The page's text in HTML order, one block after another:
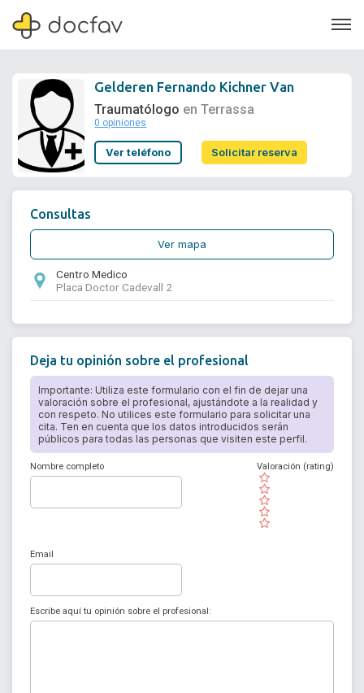
Soporte
Gelderen Fernando Kichner Van
Traumatólogo en Terrassa
0 opiniones
Ver teléfono Solicitar reserva
Consultas
Ver mapa
Centro Medico
Placa Doctor Cadevall 2
Deja tu opinión sobre el profesional
Importante: Utiliza este formulario con el fin de dejar una
valoración sobre el profesional, ajustándote a la realidad y
con respeto. No utilices este formulario para solicitar una
cita. Ten en cuenta que los datos introducidos serán
públicos para todas las personas que visiten este perfil.
Nombre completo
( )
( )
( )
( )
( )
Valoración (rating)
Email
Escribe aquí tu opinión sobre el profesional: